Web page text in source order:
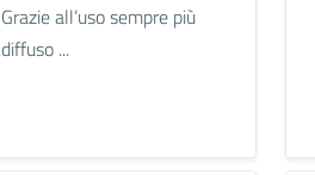
Grazie all’uso sempre più
diffuso ...